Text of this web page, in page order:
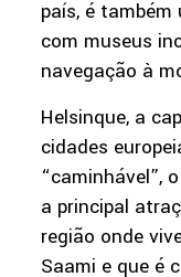
país, é
com museus
navegação à
Helsinque, a
cidades
“caminhável”,
a principal
região onde
Saami e que é